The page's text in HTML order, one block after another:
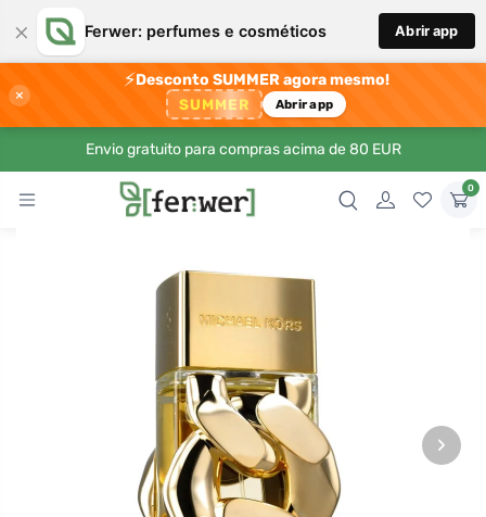
× Ferwer: perfumes e cosméticos Abrir app
×
⚡Desconto SUMMER agora mesmo!
SUMMER Abrir app
Envio gratuito para compras acima de 80 EUR
0
›